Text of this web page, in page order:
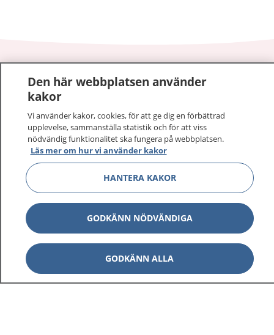
På 1177.se får du råd om hälsa och information om
sjukdomar och vilka mottagningar du kan kontakta.
Logga in för att läsa din journal och göra dina
vårdärenden. Ring telefonnummer 1177 för
sjukvårdsrådgivning dygnet runt.
1177 ger dig råd när du vill må bättre.
1177 på flera språk Visa
Visa
Den här webbplatsen använder
kakor
Vi använder kakor, cookies, för att ge dig en förbättrad
upplevelse, sammanställa statistik och för att viss
nödvändig funktionalitet ska fungera på webbplatsen.
Läs mer om hur vi använder kakor
HANTERA KAKOR
GODKÄNN NÖDVÄNDIGA
GODKÄNN ALLA